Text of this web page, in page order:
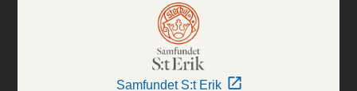
Samfundet S:t Erik